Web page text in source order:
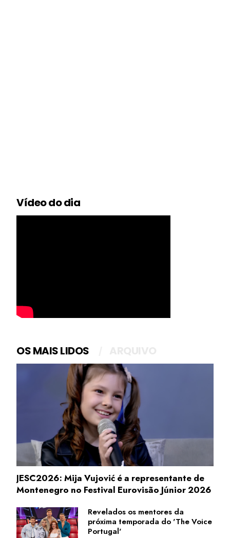
Vídeo do dia
OS MAIS LIDOS
JESC2026: Mija Vujović é a representante de
Montenegro no Festival Eurovisão Júnior 2026
Revelados os mentores da
próxima temporada do 'The Voice
Portugal'